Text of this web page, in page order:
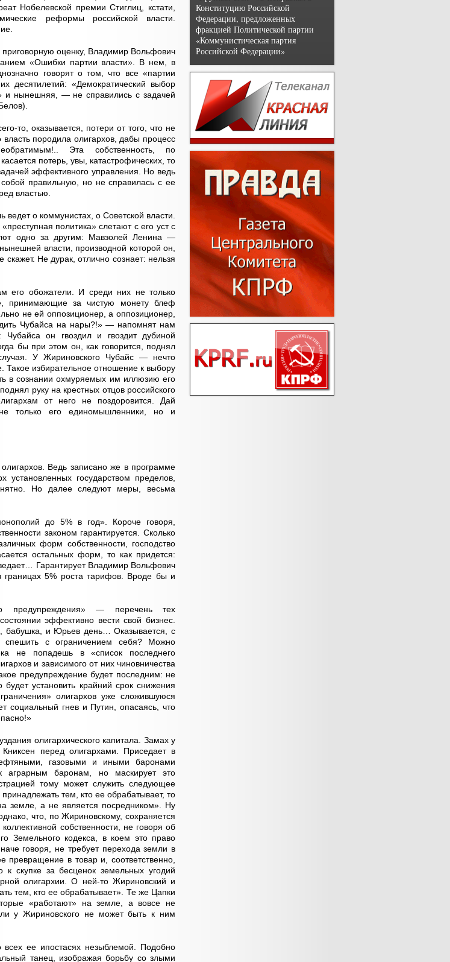
Нобелевской премии Стиглиц, кстати,
реформы российской власти.
приговорную оценку, Владимир Вольфович
«Ошибки партии власти». В нем, в
говорят о том, что все «партии
десятилетий: «Демократический выбор
нынешняя, — не справились с задачей
то, оказывается, потери от того, что не
породила олигархов, дабы процесс
Эта собственность, по
потерь, увы, катастрофических, то
эффективного управления. Но ведь
правильную, но не справилась с ее
властью.
о коммунистах, о Советской власти.
политика» слетают с его уст с
одно за другим: Мавзолей Ленина —
власти, производной которой он,
Не дурак, отлично сознает: нельзя
его обожатели. И среди них не только
за чистую монету блеф
не ей оппозиционер, а оппозиционер,
Чубайса на нары?!» — напомнят нам
он гвоздил и гвоздит дубиной
бы при этом он, как говорится, поднял
У Жириновского Чубайс — нечто
Такое избирательное отношение к выбору
в сознании охмуряемых им иллюзию его
руку на крестных отцов российского
от него не поздоровится. Дай
только его единомышленники, но и
Ведь записано же в программе
государством пределов,
Но далее следуют меры, весьма
до 5% в год». Короче говоря,
законом гарантируется. Сколько
форм собственности, господство
остальных форм, то как придется:
Гарантирует Владимир Вольфович
границах 5% роста тарифов. Вроде бы и
предупреждения» — перечень тех
эффективно вести свой бизнес.
бабушка, и Юрьев день… Оказывается, с
спешить с ограничением себя? Можно
не попадешь в «список последнего
и зависимого от них чиновничества
предупреждение будет последним: не
установить крайний срок снижения
олигархов уже сложившуюся
социальный гнев и Путин, опасаясь, что
олигархического капитала. Замах у
перед олигархами. Приседает в
газовыми и иными баронами
аграрным баронам, но маскирует это
тому может служить следующее
тем, кто ее обрабатывает, то
земле, а не является посредником». Ну
что, по Жириновскому, сохраняется
собственности, не говоря об
Земельного кодекса, в коем это право
говоря, не требует перехода земли в
превращение в товар и, соответственно,
скупке за бесценок земельных угодий
олигархии. О ней-то Жириновский и
тем, кто ее обрабатывает». Те же Цапки
«работают» на земле, а вовсе не
у Жириновского не может быть к ним
всех ее ипостасях незыблемой. Подобно
танец, изображая борьбу со злыми
Конституцию Российской
Федерации, предложенных
фракцией Политической партии
«Коммунистическая партия
Российской Федерации»